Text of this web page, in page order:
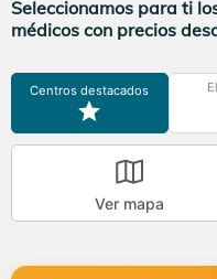
Seleccionamos para ti
médicos con precios
Centros destacados
Ver mapa